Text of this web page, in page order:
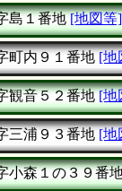
島１番地 [地図等]
町内９１番地 [地
観音５２番地 [地
三浦９３番地 [地
小森１の３９番